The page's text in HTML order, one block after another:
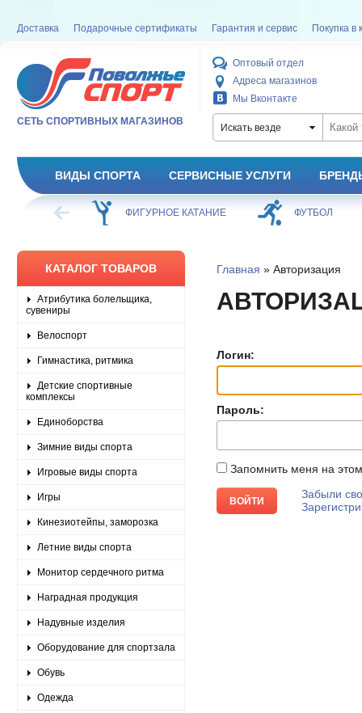
Доставка Подарочные сертификаты Гарантия и сервис Покупка в
СЕТЬ СПОРТИВНЫХ МАГАЗИНОВ
Оптовый отдел
Адреса магазинов
Мы Вконтакте
Искать везде
ВИДЫ СПОРТА СЕРВИСНЫЕ УСЛУГИ
ХОККЕЙ ФИГУРНОЕ КАТАНИЕ ФУТБОЛ
КАТАЛОГ ТОВАРОВ
Атрибутика болельщика,
сувениры
Велоспорт
Гимнастика, ритмика
Детские спортивные
комплексы
Единоборства
Зимние виды спорта
Игровые виды спорта
Игры
Кинезиотейпы, заморозка
Летние виды спорта
Монитор сердечного ритма
Наградная продукция
Надувные изделия
Оборудование для спортзала
Обувь
Одежда
Главная » Авторизация
Логин:
Пароль:
Запомнить меня на
Забыли